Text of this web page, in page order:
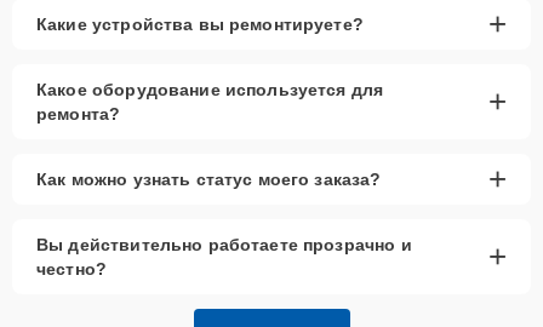
Какие устройства вы ремонтируете? +
Какое оборудование используется для
ремонта?
+
Как можно узнать статус моего заказа? +
Вы действительно работаете прозрачно и
честно?
+